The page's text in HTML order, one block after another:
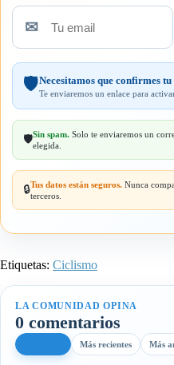
Tu
email
✉
🛡️Necesitamos que confirmes
Te enviaremos un enlace para
🛡️Sin spam. Solo te enviaremos un
elegida.
🔒Tus datos están seguros. Nunca
terceros.
Etiquetas: Ciclismo
LA COMUNIDAD OPINA
0 comentarios
Más recientes Más